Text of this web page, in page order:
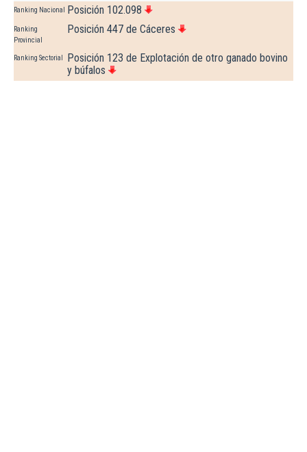
Ranking Nacional Posición 102.098
Ranking
Provincial
Posición 447 de Cáceres
Ranking Sectorial
Posición 123 de Explotación de otro ganado bovino
y búfalos